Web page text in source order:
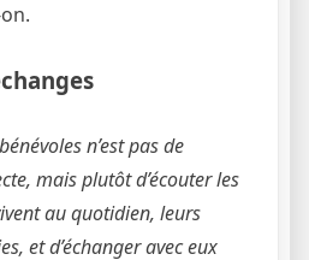
n’est pas de
mais plutôt d’écouter les
au quotidien, leurs
et d’échanger avec eux